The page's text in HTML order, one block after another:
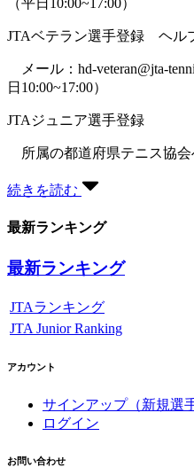
（平日10:00~17:00）
JTAベテラン選手登録 ヘル
メール：hd-veteran@jta-
日10:00~17:00）
JTAジュニア選手登録
所属の都道府県テニス協会
続きを読む
最新ランキング
最新ランキング
JTAランキング
JTA Junior Ranking
アカウント
サインアップ（新規選
ログイン
お問い合わせ